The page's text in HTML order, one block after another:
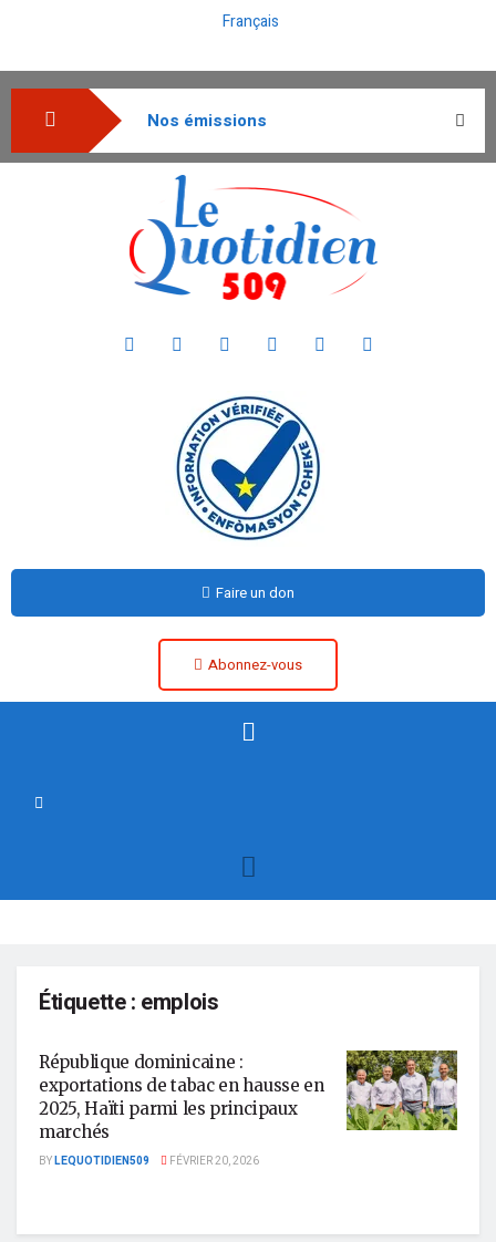
Français
Nos émissions
Faire un don
Abonnez-vous
Étiquette : emplois
République dominicaine :
exportations de tabac en hausse en
2025, Haïti parmi les principaux
marchés
BYLEQUOTIDIEN509 FÉVRIER 20, 2026